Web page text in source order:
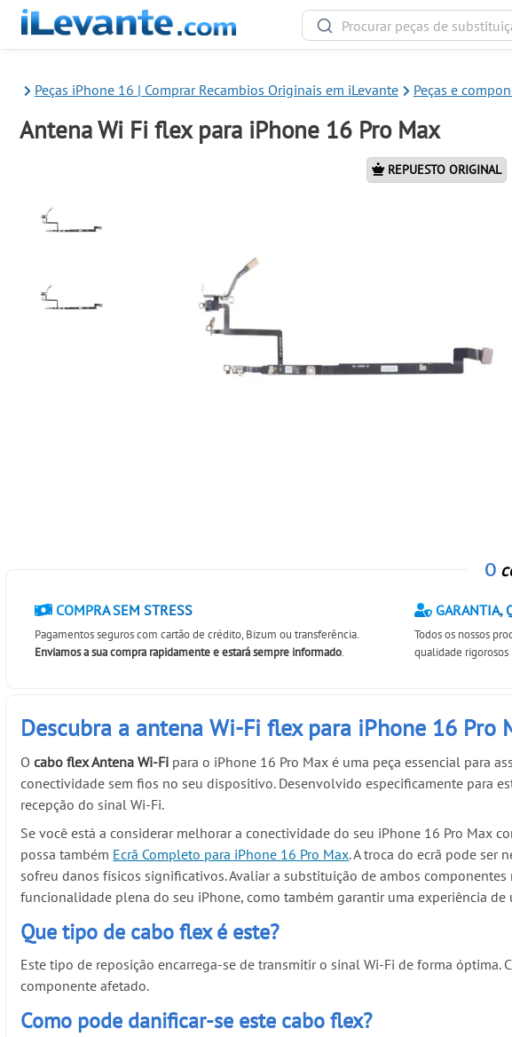
Peças iPhone 16 | Comprar Recambios Originais em iLevante Peças e
Antena Wi Fi flex para iPhone 16 Pro Max
REPUESTO ORIGINAL
O
COMPRA SEM STRESS
Pagamentos seguros com cartão de crédito, Bizum ou transferência.
Enviamos a sua compra rapidamente e estará sempre informado.
GARANTIA,
Todos os nossos
qualidade
Descubra a antena Wi-Fi flex para iPhone 16 Pro
Ocabo flex Antena Wi-Fi para o iPhone 16 Pro Max é uma peça essencial para
conectividade sem fios no seu dispositivo. Desenvolvido especificamente para
recepção do sinal Wi-Fi.
Se você está a considerar melhorar a conectividade do seu iPhone 16 Pro Max
possa também Ecrã Completo para iPhone 16 Pro Max. A troca do ecrã pode ser
sofreu danos físicos significativos. Avaliar a substituição de ambos componentes
funcionalidade plena do seu iPhone, como também garantir uma experiência
Que tipo de cabo flex é este?
Este tipo de reposição encarrega-se de transmitir o sinal Wi-Fi de forma óptima.
componente afetado.
Como pode danificar-se este cabo flex?